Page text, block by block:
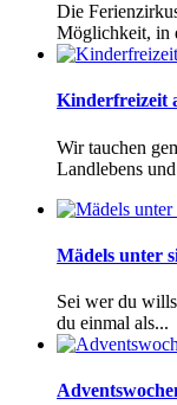
Die
Möglichkeit, in
Kinderfreizeit
Wir tauchen
Landlebens
Mädels unter
Sei wer du
du einmal als...